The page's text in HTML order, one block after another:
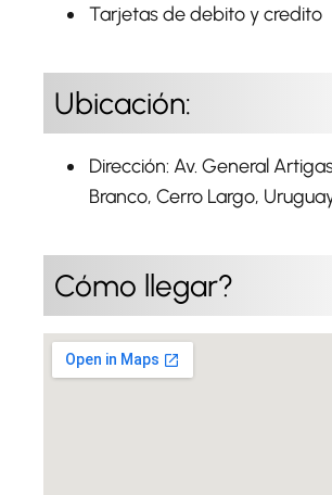
Tarjetas de debito y credito
Ubicación:
Dirección: Av. General
Branco, Cerro Largo,
Cómo llegar?